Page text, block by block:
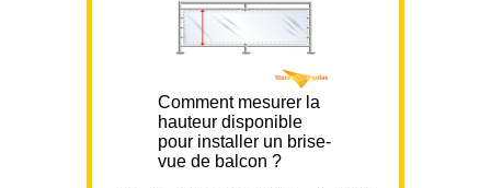
Comment mesurer la
hauteur disponible
pour installer un brise-
vue de balcon ?